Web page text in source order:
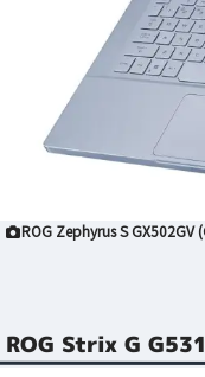
ROG Zephyrus S GX502GV
ROG Strix G